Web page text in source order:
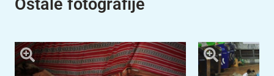
Ostale fotografije